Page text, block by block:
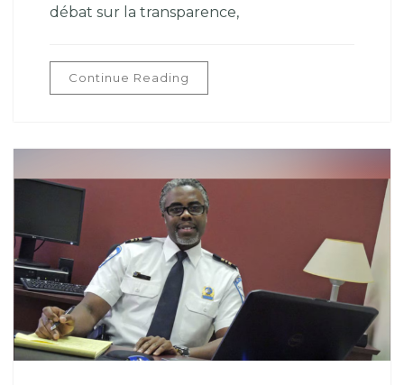
débat sur la transparence,
Continue Reading